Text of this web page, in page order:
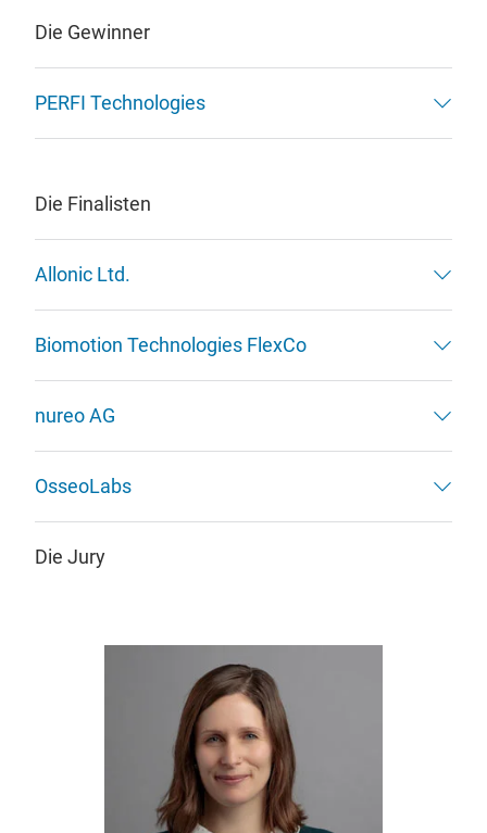
Die Gewinner
PERFI Technologies
Die Finalisten
Allonic Ltd.
Biomotion Technologies FlexCo
nureo AG
OsseoLabs
Die Jury